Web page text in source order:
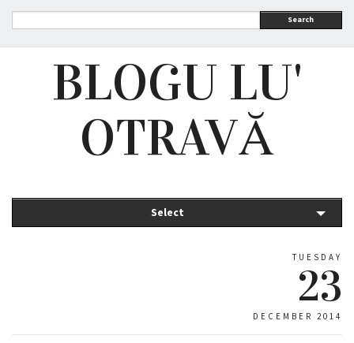
Search
BLOGU LU'
OTRAVĂ
Select
TUESDAY
23
DECEMBER 2014